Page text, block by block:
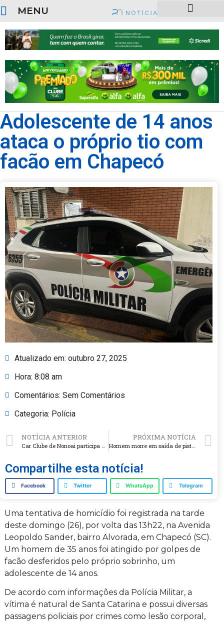
MENU
Adolescente de 14 anos
ataca o próprio tio com
facão em Chapecó
Atualizado em: outubro 27, 2025
Hora: 8:08 am
Comentários: Sem Comentários
Categoria: Polícia
NOTÍCIA ANTERIOR PRÓXIMA NOTÍCIA
Homem morre em saída de pista na ERS-324, em Marau
Compartilhe esta notícia!
Facebook Twitter WhatsApp Telegram
Uma tentativa de homicídio foi registrada na tarde
deste domingo (26), por volta das 13h22, na Avenida
Leopoldo Sander, bairro Alvorada, em Chapecó (SC).
Um homem de 35 anos foi atingido por golpes de
facão desferidos pelo próprio sobrinho, um
adolescente de 14 anos.
De acordo com informações da Polícia Militar, a
vítima é natural de Santa Catarina e possui diversas
passagens policiais por crimes como lesão corporal,